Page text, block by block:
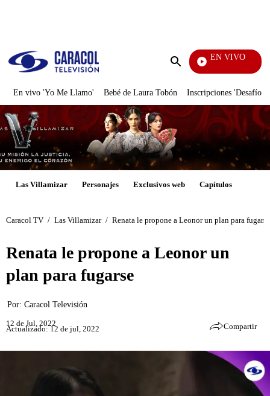
Enviar
EN VIVO
En vivo 'Yo Me Llamo' Bebé de Laura Tobón Inscripciones 'Desafío'
Las Villamizar Personajes Exclusivos web Capítulos
Caracol TV / Las Villamizar / Renata le propone a Leonor un plan para fugarse
Renata le propone a Leonor un
plan para fugarse
Por: Caracol Televisión
12 de Jul, 2022
Actualizado: 12 de jul, 2022 Compartir